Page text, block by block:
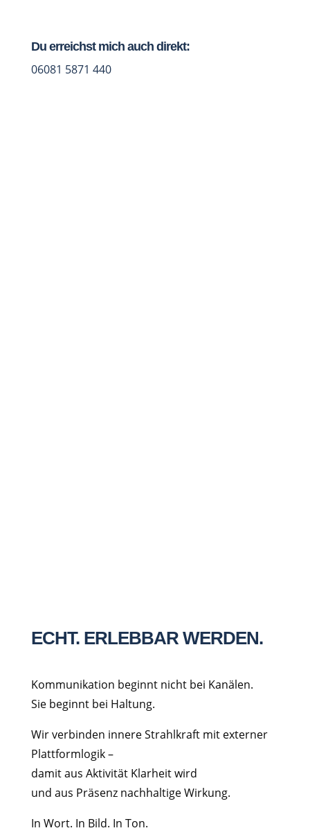
Du erreichst mich auch direkt:
06081 5871 440
ECHT. ERLEBBAR WERDEN.
Kommunikation beginnt nicht bei Kanälen.
Sie beginnt bei Haltung.
Wir verbinden innere Strahlkraft mit externer
Plattformlogik –
damit aus Aktivität Klarheit wird
und aus Präsenz nachhaltige Wirkung.
In Wort. In Bild. In Ton.